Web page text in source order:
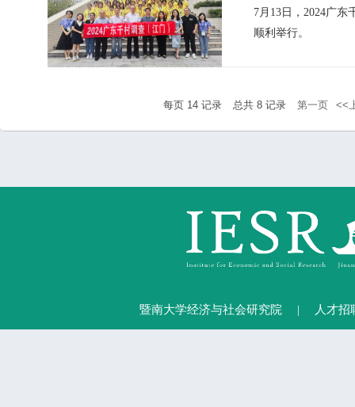
7月13日，2024广
顺利举行。
每页 14记录 总共 8记录 第一页 <<
暨南大学经济与社会研究院 | 人才招